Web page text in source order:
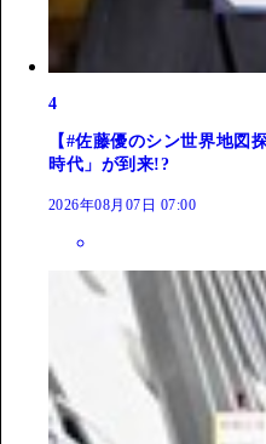
4
【#佐藤優のシン世界地図
時代」が到来!?
2026年08月07日 07:00